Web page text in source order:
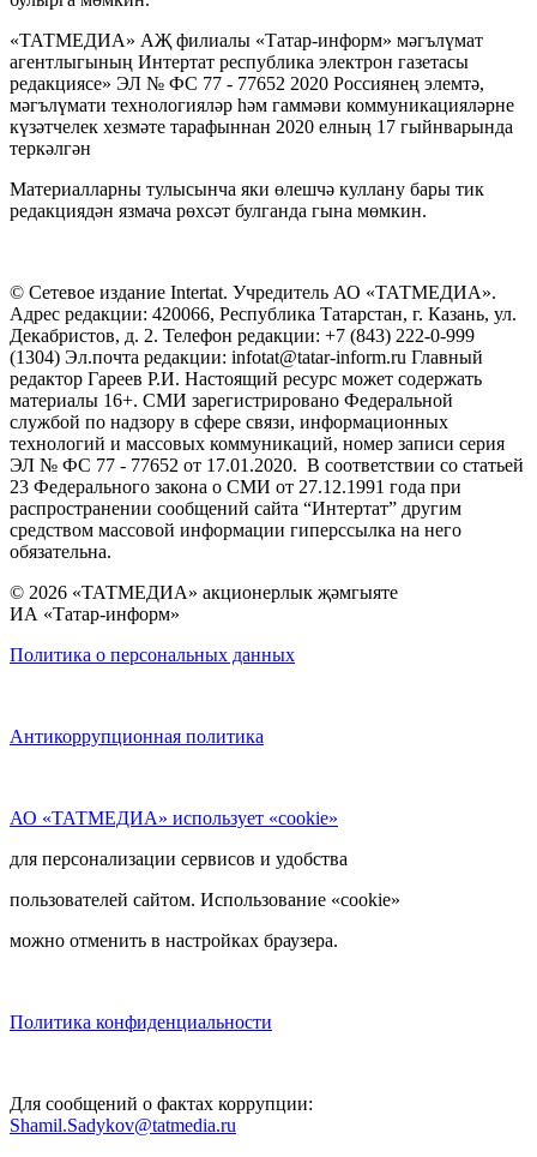
«ТАТМЕДИА» АҖ филиалы «Татар-информ» мәгълүмат
агентлыгының Интертат республика электрон газетасы
редакциясе» ЭЛ № ФС 77 - 77652 2020 Россиянең элемтә,
мәгълүмати технологияләр һәм гаммәви коммуникацияләрне
күзәтчелек хезмәте тарафыннан 2020 елның 17 гыйнварында
теркәлгән
Материалларны тулысынча яки өлешчә куллану бары тик
редакциядән язмача рөхсәт булганда гына мөмкин.
© Сетевое издание Intertat. Учредитель АО «ТАТМЕДИА».
Адрес редакции: 420066, Республика Татарстан, г. Казань, ул.
Декабристов, д. 2. Телефон редакции: +7 (843) 222-0-999
(1304) Эл.почта редакции: infotat@tatar-inform.ru Главный
редактор Гареев Р.И. Настоящий ресурс может содержать
материалы 16+. СМИ зарегистрировано Федеральной
службой по надзору в сфере связи, информационных
технологий и массовых коммуникаций, номер записи серия
ЭЛ № ФС 77 - 77652 от 17.01.2020. В соответствии со статьей
23 Федерального закона о СМИ от 27.12.1991 года при
распространении сообщений сайта “Интертат” другим
средством массовой информации гиперссылка на него
обязательна.
© 2026 «ТАТМЕДИА» акционерлык җәмгыяте
ИА «Татар-информ»
Политика о персональных данных
Антикоррупционная политика
АО «ТАТМЕДИА» использует «cookie»
для персонализации сервисов и удобства
пользователей сайтом. Использование «cookie»
можно отменить в настройках браузера.
Политика конфиденциальности
Для сообщений о фактах коррупции:
Shamil.Sadykov@tatmedia.ru